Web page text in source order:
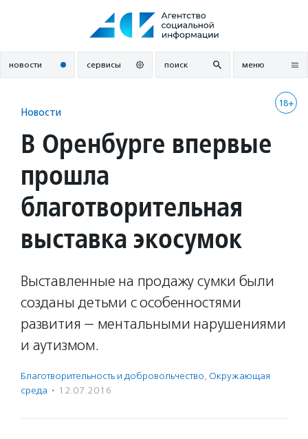
новости сервисы поиск меню
18+
Новости
В Оренбурге впервые
прошла
благотворительная
выставка экосумок
Выставленные на продажу сумки были
созданы детьми с особенностями
развития — ментальными нарушениями
и аутизмом.
Благотвори­тель­ность и доброволь­чест­во, Окружающая
среда · 12.07.2016